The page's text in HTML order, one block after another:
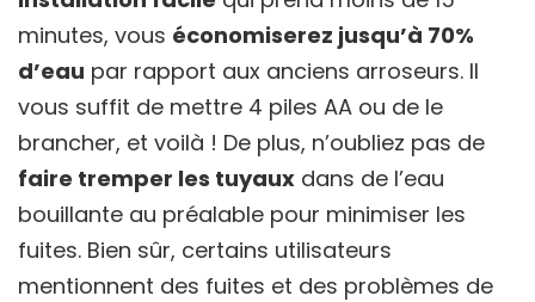
minutes, vous économiserez jusqu’à 70%
d’eau par rapport aux anciens arroseurs. Il
vous suffit de mettre 4 piles AA ou de le
brancher, et voilà ! De plus, n’oubliez pas de
faire tremper les tuyaux dans de l’eau
bouillante au préalable pour minimiser les
fuites. Bien sûr, certains utilisateurs
mentionnent des fuites et des problèmes de